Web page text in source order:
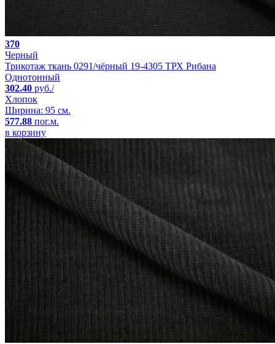
370
Черный
Трикотаж ткань 0291/чёрный 19-4305 ТРХ Рибана
Однотонный
302.40 руб./
Хлопок
Ширина: 95 см.
577.88 пог.м.
в корзину